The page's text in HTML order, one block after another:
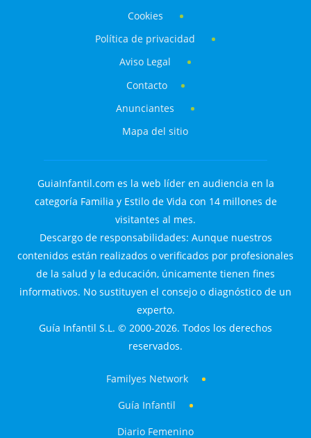
Cookies
Política de privacidad
Aviso Legal
Contacto
Anunciantes
Mapa del sitio
GuiaInfantil.com es la web líder en audiencia en la
categoría Familia y Estilo de Vida con 14 millones de
visitantes al mes.
Descargo de responsabilidades: Aunque nuestros
contenidos están realizados o verificados por profesionales
de la salud y la educación, únicamente tienen fines
informativos. No sustituyen el consejo o diagnóstico de un
experto.
Guía Infantil S.L. © 2000-2026. Todos los derechos
reservados.
Familyes Network
Guía Infantil
Diario Femenino